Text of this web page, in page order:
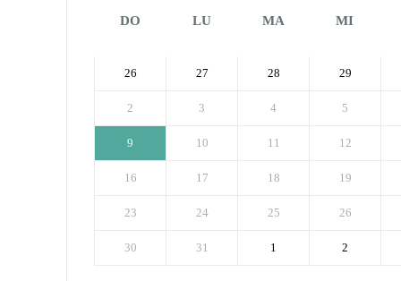
DO LU MA MI
26 27 28 29
2 3 4 5
9 10 11 12
16 17 18 19
23 24 25 26
30 31 1 2